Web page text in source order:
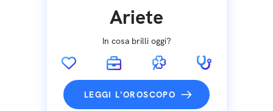
Ariete
In cosa brilli oggi?
LEGGI L'OROSCOPO